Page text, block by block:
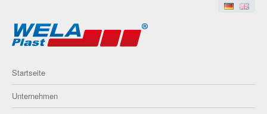
Startseite
Unternehmen